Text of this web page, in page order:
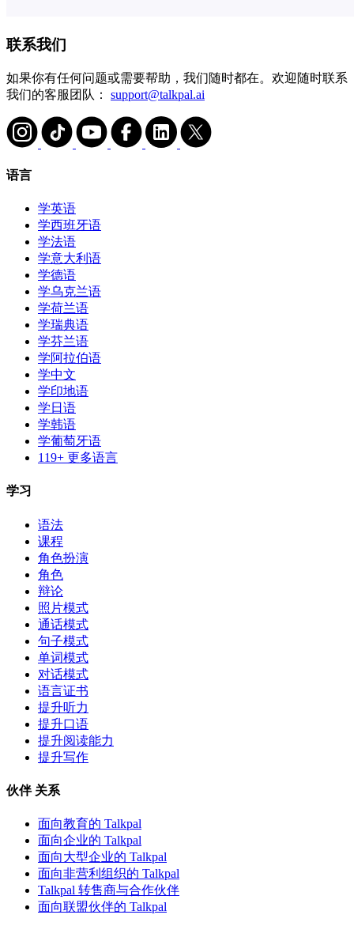
联系我们
如果你有任何问题或需要帮助，我们随时都在。欢迎随时联系
我们的客服团队： support@talkpal.ai
语言
学英语
学西班牙语
学法语
学意大利语
学德语
学乌克兰语
学荷兰语
学瑞典语
学芬兰语
学阿拉伯语
学中文
学印地语
学日语
学韩语
学葡萄牙语
119+ 更多语言
学习
语法
课程
角色扮演
角色
辩论
照片模式
通话模式
句子模式
单词模式
对话模式
语言证书
提升听力
提升口语
提升阅读能力
提升写作
伙伴 关系
面向教育的 Talkpal
面向企业的 Talkpal
面向大型企业的 Talkpal
面向非营利组织的 Talkpal
Talkpal 转售商与合作伙伴
面向联盟伙伴的 Talkpal